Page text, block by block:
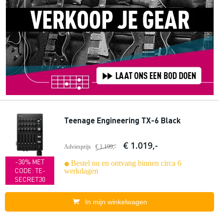
-30% MET
CODE: TE-
SECRET30
Teenage Engineering TX-6 Black
Adviesprijs € 1.199,- € 1.019,-
Bestel nu en ontvang binnen circa 6
werkdagen
In mijn winkelwagen